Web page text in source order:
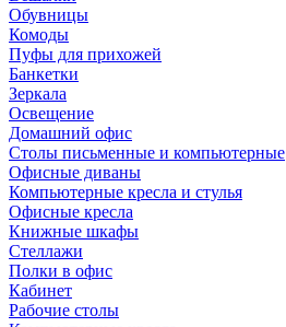
Обувницы
Комоды
Пуфы для прихожей
Банкетки
Зеркала
Освещение
Домашний офис
Столы письменные и компьютерные
Офисные диваны
Компьютерные кресла и стулья
Офисные кресла
Книжные шкафы
Стеллажи
Полки в офис
Кабинет
Рабочие столы